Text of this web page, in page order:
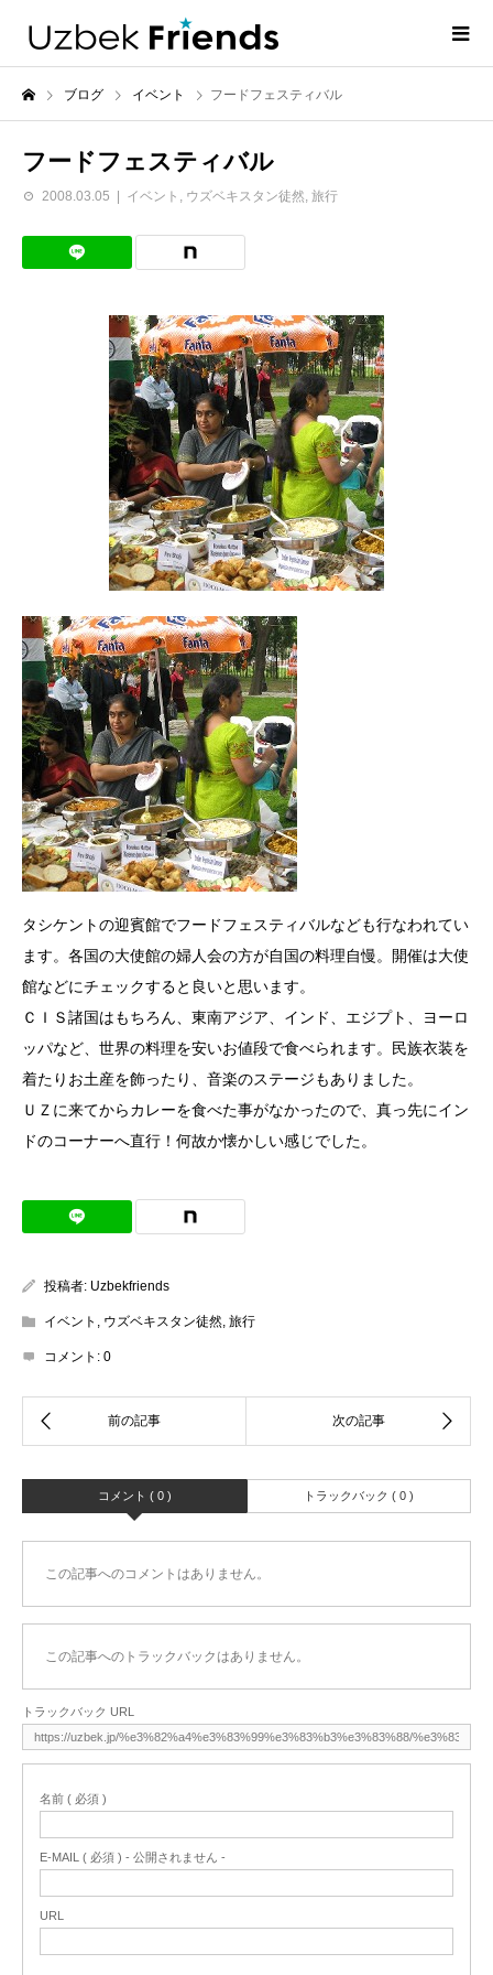
ブログ イベント フードフェスティバル
フードフェスティバル
2008.03.05 イベント ウズベキスタン徒然 旅行
タシケントの迎賓館でフードフェスティバルなども行なわれてい
ます。各国の大使館の婦人会の方が自国の料理自慢。開催は大使
館などにチェックすると良いと思います。
ＣＩＳ諸国はもちろん、東南アジア、インド、エジプト、ヨーロ
ッパなど、世界の料理を安いお値段で食べられます。民族衣装を
着たりお土産を飾ったり、音楽のステージもありました。
ＵＺに来てからカレーを食べた事がなかったので、真っ先にイン
ドのコーナーへ直行！何故か懐かしい感じでした。
投稿者: Uzbekfriends
イベント ウズベキスタン徒然 旅行
コメント: 0
コメント ( 0 ) トラックバック ( 0 )
この記事へのコメントはありません。
この記事へのトラックバックはありません。
トラックバック URL
名前 ( 必須 )
E-MAIL ( 必須 ) - 公開されません -
URL